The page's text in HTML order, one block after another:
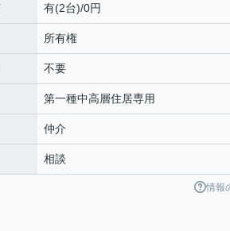
有(2台)/0円
所有権
不要
第一種中高層住居専用
仲介
相談
情報